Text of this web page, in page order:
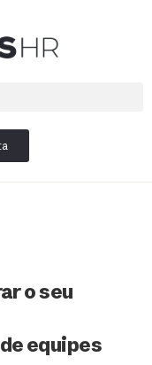
o seu
equipes